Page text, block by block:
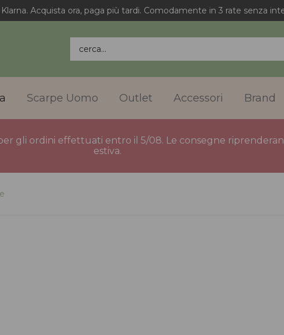
Klarna. Acquista ora, paga più tardi. Comodamente in 3 rate senza
cerca...
Scarpe Uomo Outlet Accessori Brand
gli ordini effettuati entro il 5/08. Le consegne
estiva.